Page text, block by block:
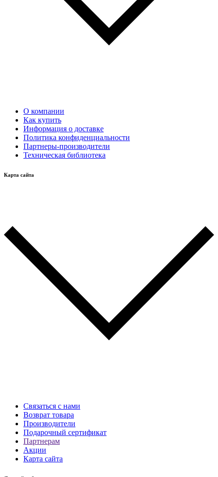
О компании
Как купить
Информация о доставке
Политика конфиденциальности
Партнеры-производители
Техническая библиотека
Карта сайта
Связаться с нами
Возврат товара
Производители
Подарочный сертификат
Партнерам
Акции
Карта сайта